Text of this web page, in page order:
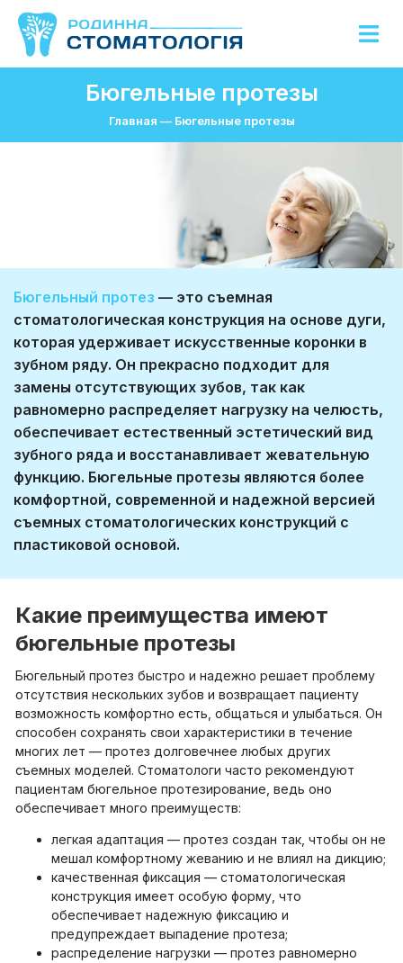
Бюгельные протезы
Главная — Бюгельные протезы
Бюгельный протез — это съемная
стоматологическая конструкция на основе дуги,
которая удерживает искусственные коронки в
зубном ряду. Он прекрасно подходит для
замены отсутствующих зубов, так как
равномерно распределяет нагрузку на челюсть,
обеспечивает естественный эстетический вид
зубного ряда и восстанавливает жевательную
функцию. Бюгельные протезы являются более
комфортной, современной и надежной версией
съемных стоматологических конструкций с
пластиковой основой.
Какие преимущества имеют
бюгельные протезы
Бюгельный протез быстро и надежно решает проблему
отсутствия нескольких зубов и возвращает пациенту
возможность комфортно есть, общаться и улыбаться. Он
способен сохранять свои характеристики в течение
многих лет — протез долговечнее любых других
съемных моделей. Стоматологи часто рекомендуют
пациентам бюгельное протезирование, ведь оно
обеспечивает много преимуществ:
легкая адаптация — протез создан так, чтобы он не
мешал комфортному жеванию и не влиял на дикцию;
качественная фиксация — стоматологическая
конструкция имеет особую форму, что
обеспечивает надежную фиксацию и
предупреждает выпадение протеза;
распределение нагрузки — протез равномерно